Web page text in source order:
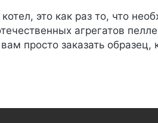
это как раз то, что
агрегатов
просто заказать